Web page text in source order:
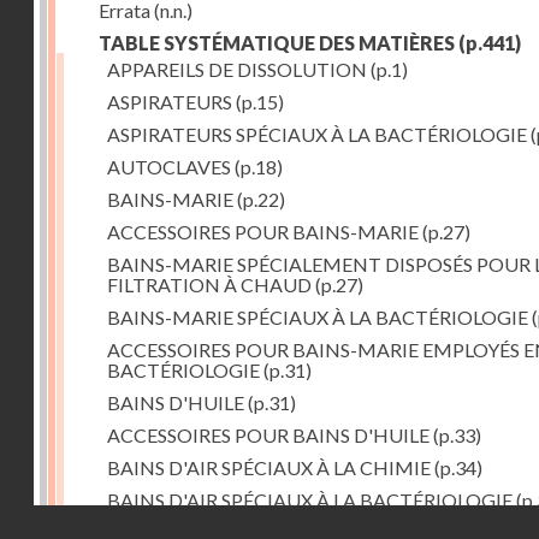
Errata(n.n.)
TABLE SYSTÉMATIQUE DES MATIÈRES (p.441)
APPAREILS DE DISSOLUTION (p.1)
ASPIRATEURS (p.15)
ASPIRATEURS SPÉCIAUX À LA BACTÉRIOLOGIE
AUTOCLAVES (p.18)
BAINS-MARIE(p.22)
ACCESSOIRES POUR BAINS-MARIE(p.27)
BAINS-MARIE SPÉCIALEMENT DISPOSÉS POUR
FILTRATION À CHAUD (p.27)
BAINS-MARIE SPÉCIAUX À LA BACTÉRIOLOGIE
ACCESSOIRES POUR BAINS-MARIE EMPLOYÉS
BACTÉRIOLOGIE(p.31)
BAINS D'HUILE(p.31)
ACCESSOIRES POUR BAINS D'HUILE(p.33)
BAINS D'AIR SPÉCIAUX À LA CHIMIE(p.34)
BAINS D'AIR SPÉCIAUX À LA BACTÉRIOLOGIE